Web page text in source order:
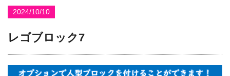
2024/10/10
レゴブロック7